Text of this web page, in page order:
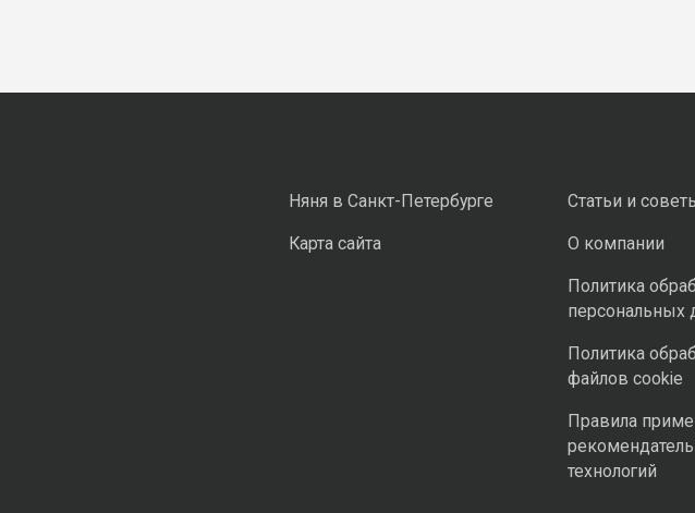
Няня в Санкт-Петербурге
Карта сайта
Статьи и
О компании
Политика
персональных
Политика
файлов cookie
Правила
технологий